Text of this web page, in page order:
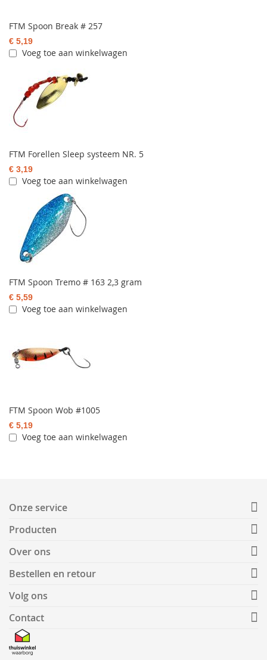
FTM Spoon Break # 257
€ 5,19
Voeg toe aan winkelwagen
FTM Forellen Sleep systeem NR. 5
€ 3,19
Voeg toe aan winkelwagen
FTM Spoon Tremo # 163 2,3 gram
€ 5,59
Voeg toe aan winkelwagen
FTM Spoon Wob #1005
€ 5,19
Voeg toe aan winkelwagen
Onze service
Producten
Over ons
Bestellen en retour
Volg ons
Contact